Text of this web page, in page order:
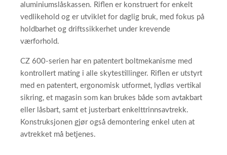
aluminiumslåskassen. Riflen er konstruert for enkelt
vedlikehold og er utviklet for daglig bruk, med fokus på
holdbarhet og driftssikkerhet under krevende
værforhold.
CZ 600-serien har en patentert boltmekanisme med
kontrollert mating i alle skytestillinger. Riflen er utstyrt
med en patentert, ergonomisk utformet, lydløs vertikal
sikring, et magasin som kan brukes både som avtakbart
eller låsbart, samt et justerbart enkelttrinnsavtrekk.
Konstruksjonen gjør også demontering enkel uten at
avtrekket må betjenes.